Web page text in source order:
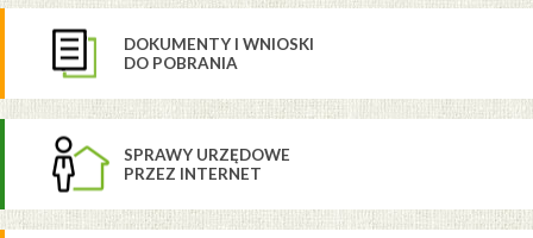
DOKUMENTY I WNIOSKI
DO POBRANIA
SPRAWY URZĘDOWE
PRZEZ INTERNET